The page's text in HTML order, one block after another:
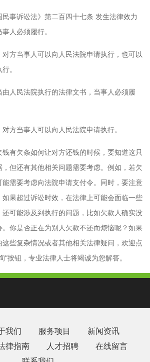
民事诉讼法》第二百四十七条 发生法律效力
人必须履行。
方当事人可以向人民法院申请执行，也可以
。
人民法院执行的法律文书，当事人必须履
方当事人可以向人民法院申请执行。
有欠条如何让对方还钱的时候，要知道这只
但还有其他相关问题需要考虑。例如，若欠
需要考虑向法院申请支付令。同时，要注意
果超过诉讼时效，在法律上可能会面临一些
还可能涉及到执行的问题，比如欠款人确实没
你是否正在为别人欠款不还而烦恼呢？如果
些复杂情况或者其他相关法律疑问，欢迎点
”按钮，专业法律人士将竭诚为您解答。
我们 服务项目
新闻资讯
律指南 人才招聘
在线留言